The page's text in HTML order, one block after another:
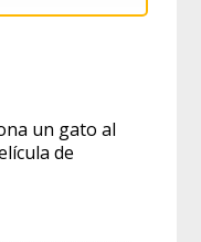
un gato al
de